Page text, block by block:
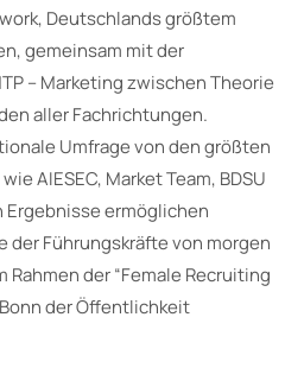
Deutschlands größtem
gemeinsam mit der
– Marketing zwischen Theorie
aller Fachrichtungen.
Umfrage von den größten
AIESEC, Market Team, BDSU
Ergebnisse ermöglichen
der Führungskräfte von morgen
der “Female Recruiting
der Öffentlichkeit